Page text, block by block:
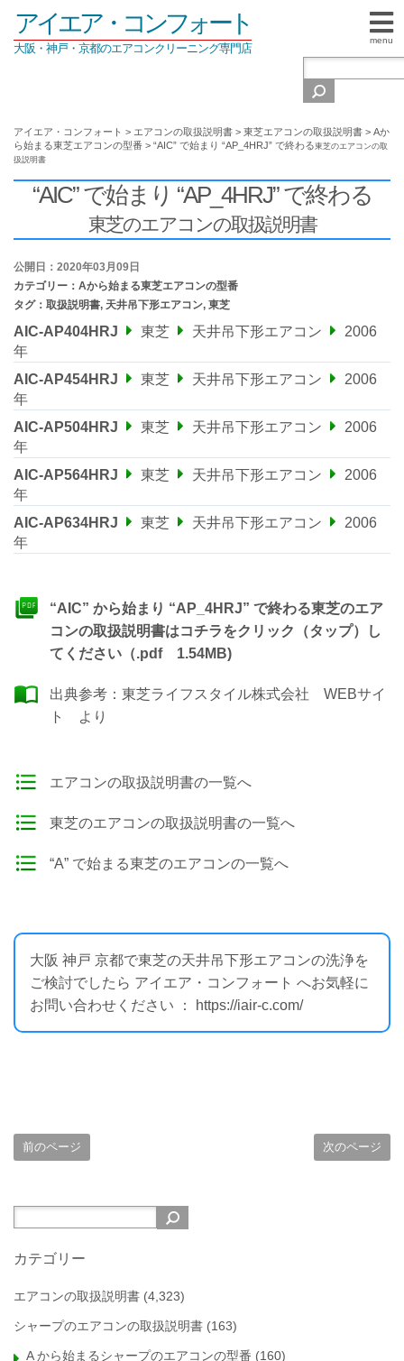
menu
アイエア・コンフォート
大阪・神戸・京都のエアコンクリーニング専門店
アイエア・コンフォート > エアコンの取扱説明書 > 東芝エアコンの取扱説明書 > Aか
ら始まる東芝エアコンの型番 > “AIC” で始まり “AP_4HRJ” で終わる東芝のエアコンの取
扱説明書
“AIC” で始まり “AP_4HRJ” で終わる
東芝のエアコンの取扱説明書
公開日：2020年03月09日
カテゴリー： Aから始まる東芝エアコンの型番
タグ： 取扱説明書, 天井吊下形エアコン, 東芝
AIC-AP404HRJ 東芝 天井吊下形エアコン
2006
年
AIC-AP454HRJ
東芝 天井吊下形エアコン
2006
年
AIC-AP504HRJ
東芝 天井吊下形エアコン
2006
年
AIC-AP564HRJ
東芝 天井吊下形エアコン
2006
年
AIC-AP634HRJ
東芝 天井吊下形エアコン
2006
年
“AIC” から始まり “AP_4HRJ” で終わる東芝のエア
コンの取扱説明書はコチラをクリック（タップ）し
てください（.pdf 1.54MB)
出典参考： 東芝ライフスタイル株式会社 WEBサイ
ト
より
エアコンの取扱説明書の一覧へ
東芝のエアコンの取扱説明書の一覧へ
“A” で始まる東芝のエアコンの一覧へ
大阪 神戸 京都で東芝の天井吊下形エアコンの洗浄を
ご検討でしたら アイエア・コンフォート へお気軽に
お問い合わせください ： https://iair-c.com/
前のページ 次のページ
カテゴリー
エアコンの取扱説明書 (4,323)
シャープのエアコンの取扱説明書 (163)
A から始まるシャープのエアコンの型番 (160)